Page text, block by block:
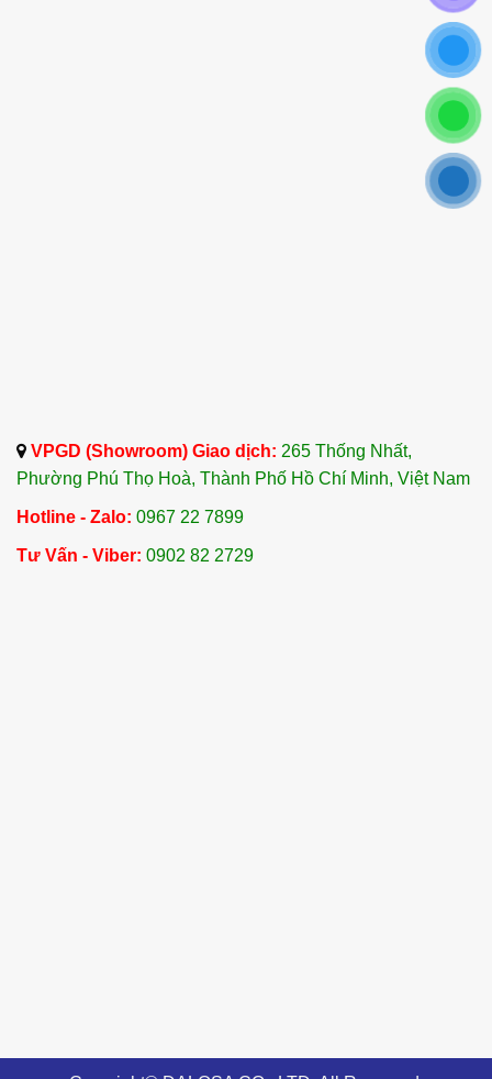
VPGD (Showroom) Giao dịch: 265 Thống Nhất,
Phường Phú Thọ Hoà, Thành Phố Hồ Chí Minh, Việt Nam
Hotline - Zalo: 0967 22 7899
Tư Vấn - Viber: 0902 82 2729